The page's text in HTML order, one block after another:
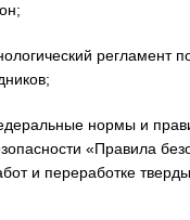
регламент
нормы и
«Правила
и переработке